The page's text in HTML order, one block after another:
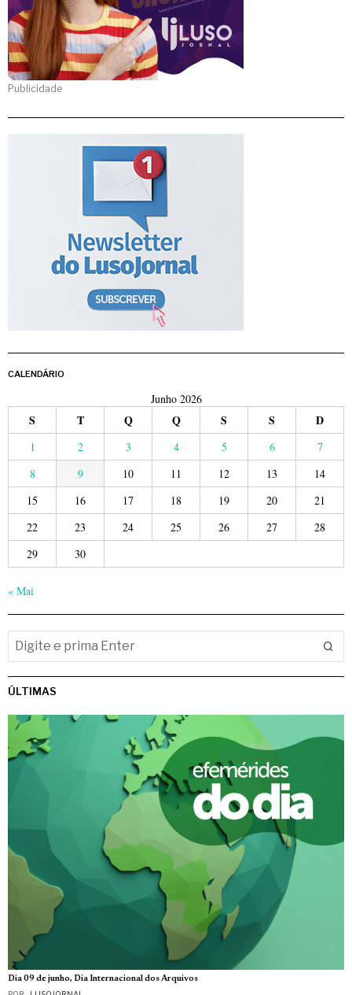
Publicidade
CALENDÁRIO
Junho 2026
S T Q Q S S D
1 2 3 4 5 6
7
8
9 10 11 12 13
14
15
16 17 18 19 20
21
22
23 24 25 26 27
28
29
30
« Mai
ÚLTIMAS
Dia 09 de junho, Dia Internacional dos Arquivos